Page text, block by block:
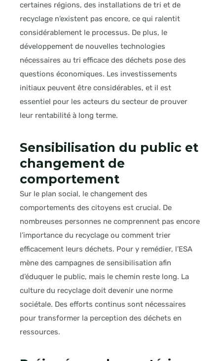
certaines régions, des installations de tri et de
recyclage n’existent pas encore, ce qui ralentit
considérablement le processus. De plus, le
développement de nouvelles technologies
nécessaires au tri efficace des déchets pose des
questions économiques. Les investissements
initiaux peuvent être considérables, et il est
essentiel pour les acteurs du secteur de prouver
leur rentabilité à long terme.
Sensibilisation du public et
changement de
comportement
Sur le plan social, le changement des
comportements des citoyens est crucial. De
nombreuses personnes ne comprennent pas encore
l’importance du recyclage ou comment trier
efficacement leurs déchets. Pour y remédier, l’ESA
mène des campagnes de sensibilisation afin
d’éduquer le public, mais le chemin reste long. La
culture du recyclage doit devenir une norme
sociétale. Des efforts continus sont nécessaires
pour transformer la perception des déchets en
ressources.